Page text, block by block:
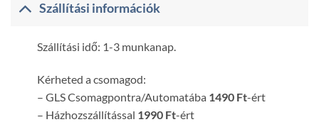
Szállítási információk
Szállítási idő: 1-3 munkanap.
Kérheted a csomagod:
– GLS Csomagpontra/Automatába 1490 Ft-ért
– Házhozszállítással 1990 Ft-ért